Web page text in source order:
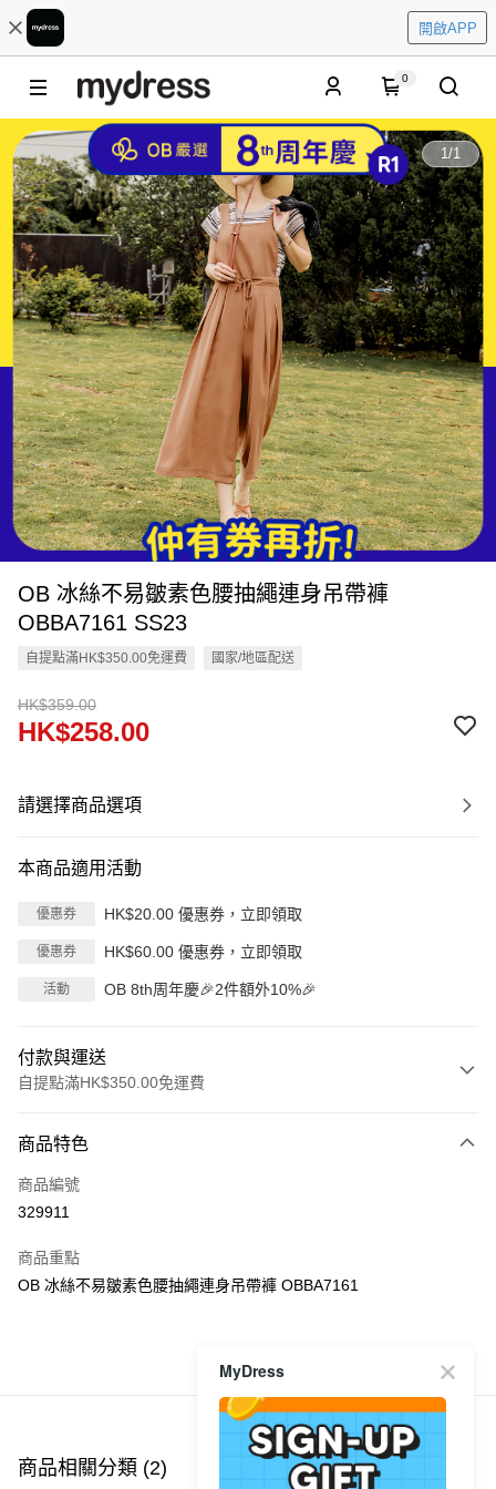
開啟APP
0
1/1
OB 冰絲不易皺素色腰抽繩連身吊帶褲
OBBA7161 SS23
自提點滿HK$350.00免運費 國家/地區配送
HK$359.00
HK$258.00
請選擇商品選項
本商品適用活動
優惠券 HK$20.00 優惠券，立即領取
優惠券 HK$60.00 優惠券，立即領取
活動 OB 8th周年慶🎉2件額外10%🎉
付款與運送
自提點滿HK$350.00免運費
信用卡
Apple Pay
PayMe
每筆HK$40.00，滿HK$350.00或以上免運費
付款後順豐站及營業點
商品特色
商品編號
329911
商品重點
OB 冰絲不易皺素色腰抽繩連身吊帶褲 OBBA7161
商品推薦
商品相關分類 (2)
MyDress